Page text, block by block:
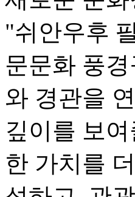
"쉬안우후
문문화 풍
와 경관을
깊이를 보
한 가치를